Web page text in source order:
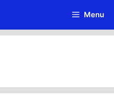
Menu